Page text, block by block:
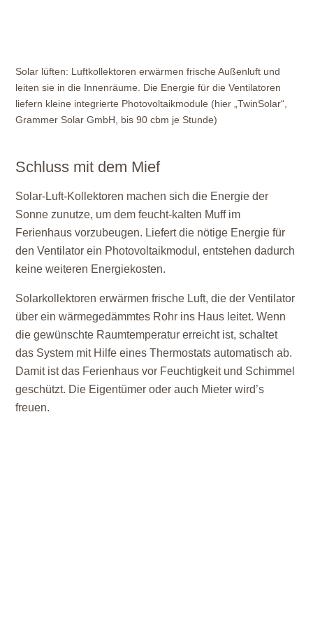
Solar lüften: Luftkollektoren erwärmen frische Außenluft und
leiten sie in die Innenräume. Die Energie für die Ventilatoren
liefern kleine integrierte Photovoltaikmodule (hier „TwinSolar“,
Grammer Solar GmbH, bis 90 cbm je Stunde)
Schluss mit dem Mief
Solar-Luft-Kollektoren machen sich die Energie der
Sonne zunutze, um dem feucht-kalten Muff im
Ferienhaus vorzubeugen. Liefert die nötige Energie für
den Ventilator ein Photovoltaikmodul, entstehen dadurch
keine weiteren Energiekosten.
Solarkollektoren erwärmen frische Luft, die der Ventilator
über ein wärmegedämmtes Rohr ins Haus leitet. Wenn
die gewünschte Raumtemperatur erreicht ist, schaltet
das System mit Hilfe eines Thermostats automatisch ab.
Damit ist das Ferienhaus vor Feuchtigkeit und Schimmel
geschützt. Die Eigentümer oder auch Mieter wird’s
freuen.